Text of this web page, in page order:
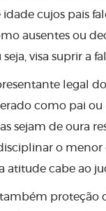
cujos pais
ausentes ou
visa suprir a
legal
como pai ou
sejam de oura
o menor
atitude cabe ao
proteção